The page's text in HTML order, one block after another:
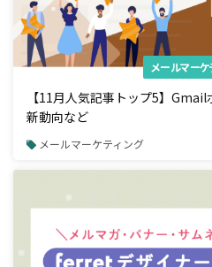
メールマーケ
【11月人気記事トップ5】
新動向など
メールマーケティング